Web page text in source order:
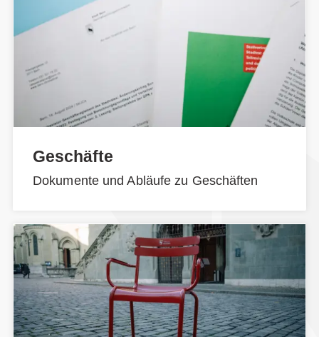
Geschäfte
Dokumente und Abläufe zu Geschäften